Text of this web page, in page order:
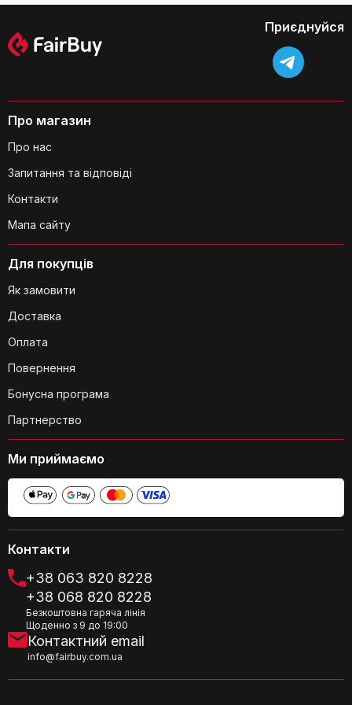
Чи можна перемістити полиці після
Яка максимальна вага, яку може
витримати кожна полиця?
Контакти
+38 063 820 8228
+38 068 820 8228
Безкоштовна гаряча лінія
Щоденно з 9 до 19:00
Контактний email
info@fairbuy.com.ua
Для покупців
Як замовити
Доставка
Оплата
Повернення
Бонусна програма
Партнерство
Про магазин
Про нас
Запитання та відповіді
Контакти
Мапа сайту
Приєднуйся
Ми приймаємо